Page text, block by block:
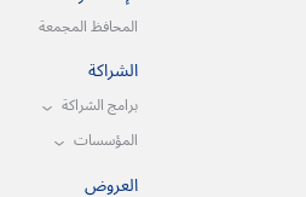
المحافظ المجمعة
الشراكة
برامج الشراكة
المؤسسات
العروض